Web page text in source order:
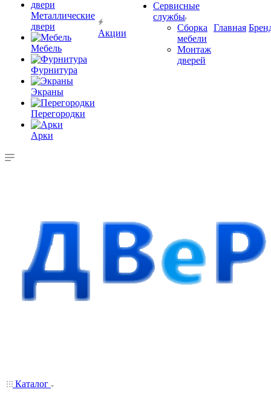
Металлические
двери
Мебель
Фурнитура
Экраны
Перегородки
Арки
Акции
Сервисные
службы
Сборка
мебели
Монтаж
дверей
Главная
Каталог